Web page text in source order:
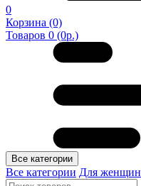
0
Корзина (0)
Товаров 0 (0р.)
Все категории
Все категории Для женщин